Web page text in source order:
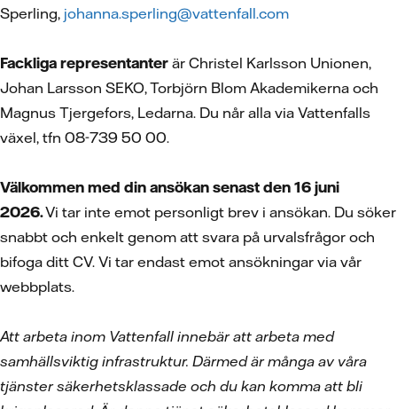
Sperling, johanna.sperling@vattenfall.com
Fackliga representanter är Christel Karlsson Unionen,
Johan Larsson SEKO, Torbjörn Blom Akademikerna och
Magnus Tjergefors, Ledarna. Du når alla via Vattenfalls
växel, tfn 08-739 50 00.
Välkommen med din ansökan senast den 16 juni
2026.Vi tar inte emot personligt brev i ansökan. Du söker
snabbt och enkelt genom att svara på urvalsfrågor och
bifoga ditt CV. Vi tar endast emot ansökningar via vår
webbplats.
Att arbeta inom Vattenfall innebär att arbeta med
samhällsviktig infrastruktur. Därmed är många av våra
tjänster säkerhetsklassade och du kan komma att bli